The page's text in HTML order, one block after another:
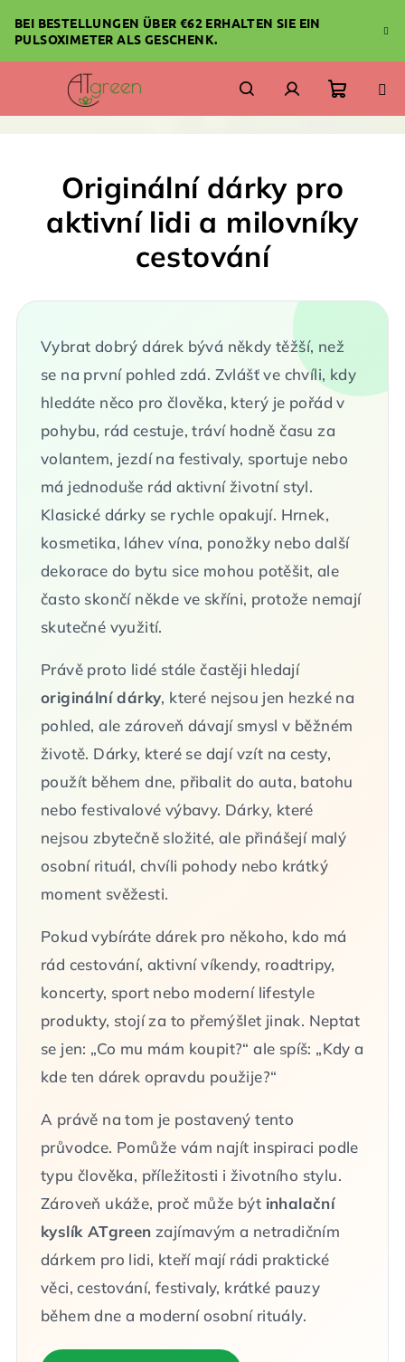
Inhalt
springen
BEI BESTELLUNGEN ÜBER €62 ERHALTEN SIE EIN
PULSOXIMETER ALS GESCHENK.
SuchenLogin
Originální dárky pro
aktivní lidi a milovníky
cestování
Vybrat dobrý dárek bývá někdy těžší, než
se na první pohled zdá. Zvlášť ve chvíli, kdy
hledáte něco pro člověka, který je pořád v
pohybu, rád cestuje, tráví hodně času za
volantem, jezdí na festivaly, sportuje nebo
má jednoduše rád aktivní životní styl.
Klasické dárky se rychle opakují. Hrnek,
kosmetika, láhev vína, ponožky nebo další
dekorace do bytu sice mohou potěšit, ale
často skončí někde ve skříni, protože nemají
skutečné využití.
Právě proto lidé stále častěji hledají
originální dárky, které nejsou jen hezké na
pohled, ale zároveň dávají smysl v běžném
životě. Dárky, které se dají vzít na cesty,
použít během dne, přibalit do auta, batohu
nebo festivalové výbavy. Dárky, které
nejsou zbytečně složité, ale přinášejí malý
osobní rituál, chvíli pohody nebo krátký
moment svěžesti.
Pokud vybíráte dárek pro někoho, kdo má
rád cestování, aktivní víkendy, roadtripy,
koncerty, sport nebo moderní lifestyle
produkty, stojí za to přemýšlet jinak. Neptat
se jen: „Co mu mám koupit?“ ale spíš: „Kdy a
kde ten dárek opravdu použije?“
A právě na tom je postavený tento
průvodce. Pomůže vám najít inspiraci podle
typu člověka, příležitosti i životního stylu.
Zároveň ukáže, proč může být inhalační
kyslík ATgreen zajímavým a netradičním
dárkem pro lidi, kteří mají rádi praktické
věci, cestování, festivaly, krátké pauzy
během dne a moderní osobní rituály.